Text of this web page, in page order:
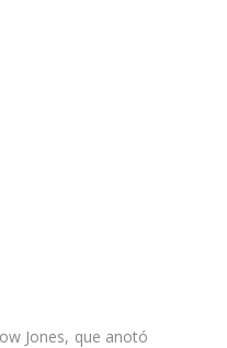
Jones, que anotó